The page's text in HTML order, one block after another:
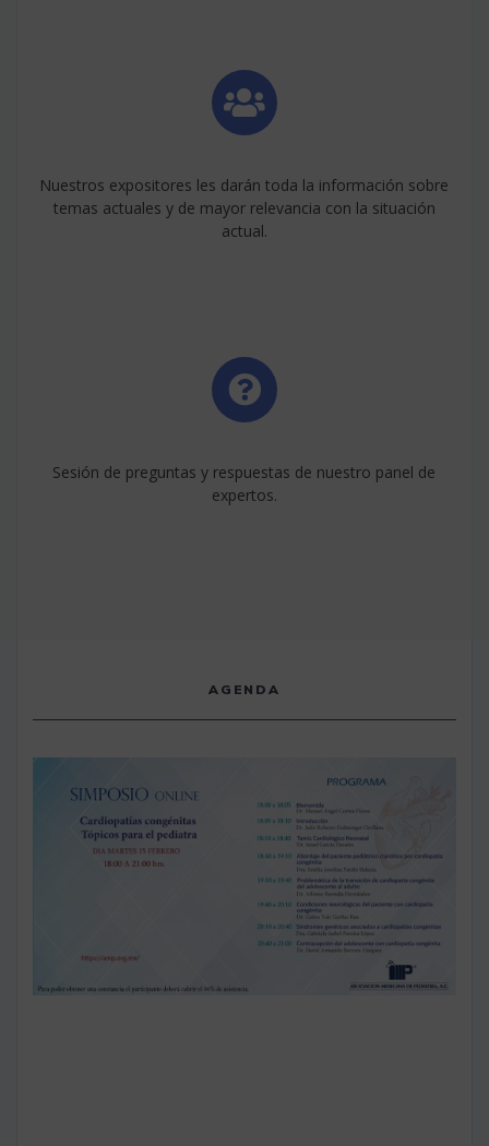
Nuestros expositores les darán toda la información sobre
temas actuales y de mayor relevancia con la situación
actual.
Sesión de preguntas y respuestas de nuestro panel de
expertos.
AGENDA